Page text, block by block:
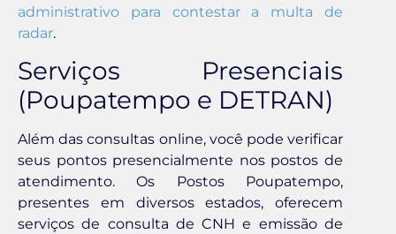
administrativo para contestar a multa de
radar.
Serviços Presenciais
(Poupatempo e DETRAN)
Além das consultas online, você pode verificar
seus pontos presencialmente nos postos de
atendimento. Os Postos Poupatempo,
presentes em diversos estados, oferecem
serviços de consulta de CNH e emissão de